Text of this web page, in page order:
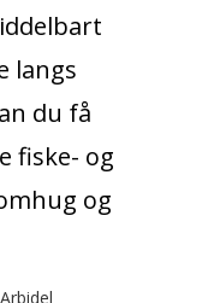
langs
du få
fiske- og
og